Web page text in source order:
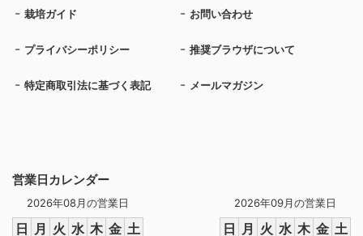
営業日カレンダー
2026年08月の営業日
日 月 火 水 木 金 土
2026年09月の営業日
日 月 火 水 木 金 土
栽培ガイド お問い合わせ
プライバシーポリシー 推奨ブラウザについて
特定商取引法に基づく表記 メールマガジン